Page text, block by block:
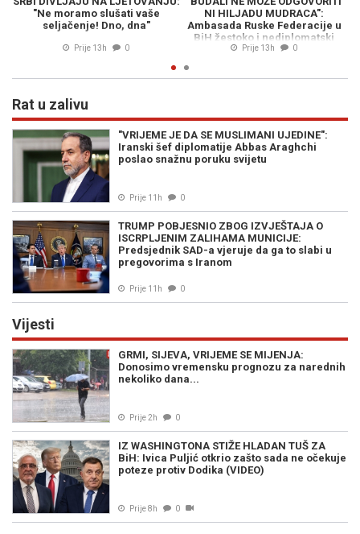
"Ne moramo slušati vaše
seljačenje! Dno, dna"
Prije 13h 0
NI HILJADU MUDRACA":
Ambasada Ruske Federacije u
BiH žestoko i nediplomatski
odgovorila na pitanja Milana
Prije 13h 0
Rat u zalivu
"VRIJEME JE DA SE MUSLIMANI UJEDINE":
Iranski šef diplomatije Abbas Araghchi
poslao snažnu poruku svijetu
Prije 11h 0
TRUMP POBJESNIO ZBOG IZVJEŠTAJA O
ISCRPLJENIM ZALIHAMA MUNICIJE:
Predsjednik SAD-a vjeruje da ga to slabi u
pregovorima s Iranom
Prije 11h 0
Vijesti
GRMI, SIJEVA, VRIJEME SE MIJENJA:
Donosimo vremensku prognozu za narednih
nekoliko dana...
Prije 2h 0
IZ WASHINGTONA STIŽE HLADAN TUŠ ZA
BiH: Ivica Puljić otkrio zašto sada ne očekuje
poteze protiv Dodika (VIDEO)
Prije 8h 0